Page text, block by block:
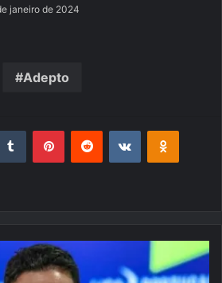
janeiro de 2024
Adepto
Tumblr PinterestReddit VK OK